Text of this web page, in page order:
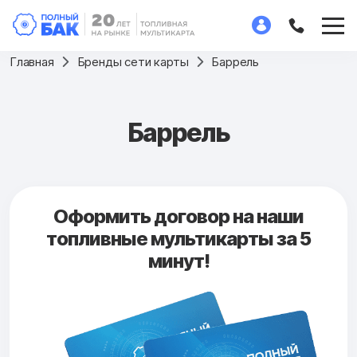
Главная Бренды сети карты Баррель
Баррель
Оформить договор на наши
топливные мультикарты за 5
минут!